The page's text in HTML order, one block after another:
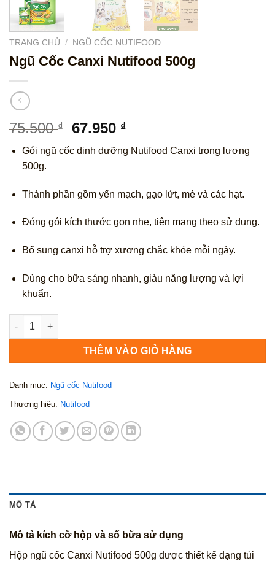
TRANG CHỦ / NGŨ CỐC NUTIFOOD
Ngũ Cốc Canxi Nutifood 500g
75.500₫
Giá
là:
67.950 ₫Giá
tại
67.950 ₫.
Gói ngũ cốc dinh dưỡng Nutifood Canxi trọng lượng
500g.
Thành phần gồm yến mạch, gạo lứt, mè và các hạt.
Đóng gói kích thước gọn nhẹ, tiện mang theo sử dụng.
Bổ sung canxi hỗ trợ xương chắc khỏe mỗi ngày.
Dùng cho bữa sáng nhanh, giàu năng lượng và lợi
khuẩn.
Ngũ Cốc Canxi Nutifood 500g số lượng
THÊM VÀO GIỎ HÀNG
Danh mục: Ngũ cốc Nutifood
Thương hiệu: Nutifood
MÔ TẢ
Mô tả kích cỡ hộp và số bữa sử dụng
Hộp ngũ cốc Canxi Nutifood 500g được thiết kế dạng túi